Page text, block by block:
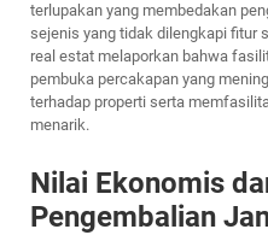
terlupakan yang membedakan
sejenis yang tidak dilengkapi fitur
real estat melaporkan bahwa
pembuka percakapan yang
terhadap properti serta
menarik.
Nilai Ekonomis
Pengembalian